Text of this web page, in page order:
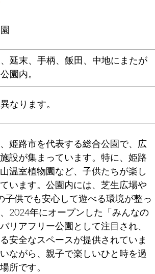
延末、手柄、飯田、中地にまたが
園内。
なります。
姫路市を代表する総合公園で、広
設が集まっています。特に、姫路
温室植物園など、子供たちが楽し
います。公園内には、芝生広場や
子供でも安心して遊べる環境が整っ
2024年にオープンした「みんなの
リアフリー公園として注目され、
安全なスペースが提供されていま
ながら、親子で楽しいひと時を過
所です。